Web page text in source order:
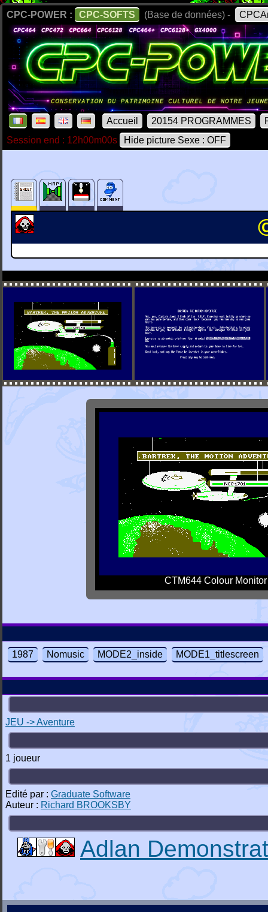
CPC-POWER : CPC-SOFTS (Base de données) -
Accueil 20154 PROGRAMMES
Session end : 12h00m00s
Hide picture Sexe : OFF
CTM644 Colour Monitor
1987 Nomusic MODE2_inside MODE1_titlescreen
JEU -> Aventure
1 joueur
Edité par : Graduate Software
Auteur : Richard BROOKSBY
Adlan